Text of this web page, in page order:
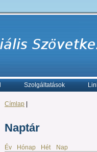
Szolgáltatások
Címlap
Naptár
Év Hónap Hét
Nap